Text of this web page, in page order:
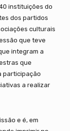
instituições do
dos partidos
culturais
que teve
integram a
que
participação
a realizar
e é, em